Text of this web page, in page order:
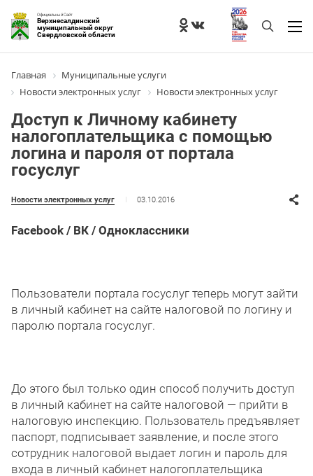
Официальный Сайт
Верхнесалдинский
муниципальный округ
Свердловской области
Главная
Муниципальные услуги
Новости электронных услуг
Новости электронных услуг
Доступ к Личному кабинету
налогоплательщика с помощью
логина и пароля от портала
госуслуг
Новости электронных услуг 03.10.2016
Facebook / ВК / Одноклассники
Пользователи портала госуслуг теперь могут зайти
в личный кабинет на сайте налоговой по логину и
паролю портала госуслуг.
До этого был только один способ получить доступ
в личный кабинет на сайте налоговой — прийти в
налоговую инспекцию. Пользователь предъявляет
паспорт, подписывает заявление, и после этого
сотрудник налоговой выдает логин и пароль для
входа в личный кабинет налогоплательщика